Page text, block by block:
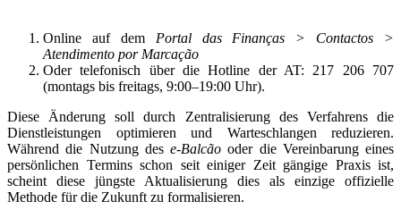
Online auf dem Portal das Finanças > Contactos >
Atendimento por Marcação
Oder telefonisch über die Hotline der AT: 217 206 707
(montags bis freitags, 9:00–19:00 Uhr).
Diese Änderung soll durch Zentralisierung des Verfahrens die
Dienstleistungen optimieren und Warteschlangen reduzieren.
Während die Nutzung des e-Balcão oder die Vereinbarung eines
persönlichen Termins schon seit einiger Zeit gängige Praxis ist,
scheint diese jüngste Aktualisierung dies als einzige offizielle
Methode für die Zukunft zu formalisieren.